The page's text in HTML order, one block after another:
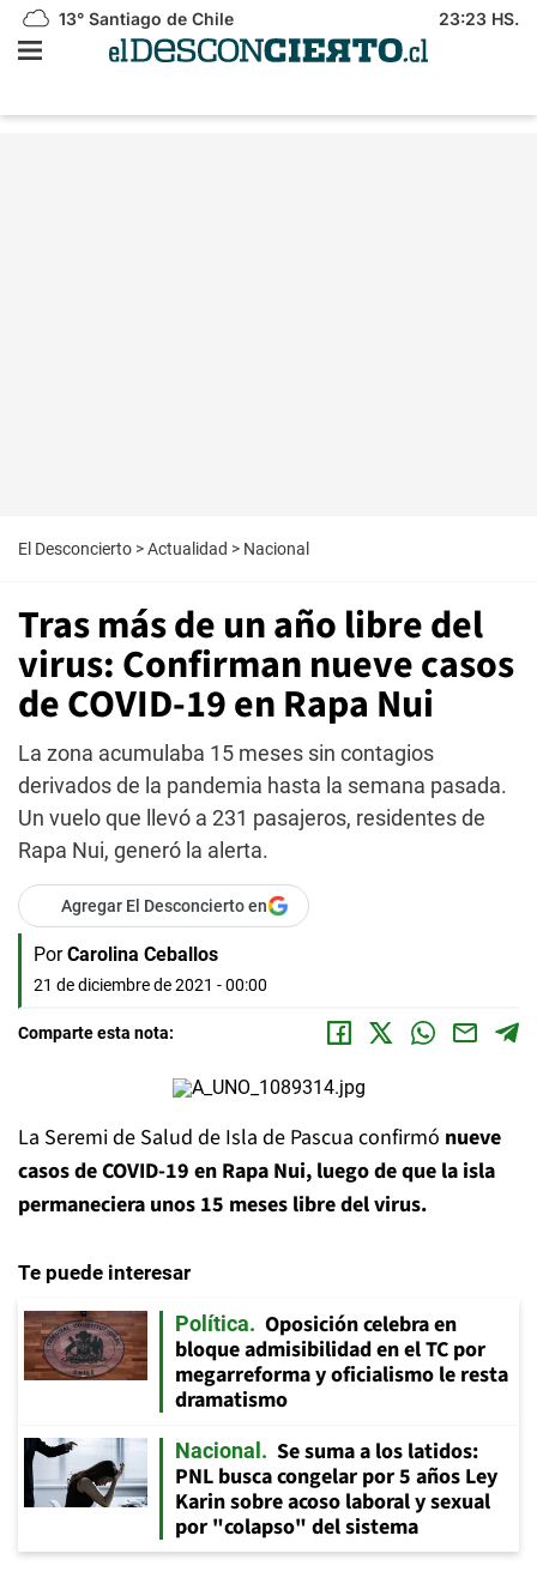
13° Santiago de Chile 23:23 HS.
El Desconcierto >Actualidad > Nacional
Tras más de un año libre del
virus: Confirman nueve casos
de COVID-19 en Rapa Nui
La zona acumulaba 15 meses sin contagios
derivados de la pandemia hasta la semana pasada.
Un vuelo que llevó a 231 pasajeros, residentes de
Rapa Nui, generó la alerta.
Agregar El Desconcierto en
Por Carolina Ceballos
21 de diciembre de 2021 - 00:00
Comparte esta nota:
La Seremi de Salud de Isla de Pascua confirmó nueve
casos de COVID-19 en Rapa Nui, luego de que la isla
permaneciera unos 15 meses libre del virus.
Te puede interesar
Política
Oposición celebra en
bloque admisibilidad en el TC por
megarreforma y oficialismo le resta
dramatismo
Nacional
Se suma a los latidos:
PNL busca congelar por 5 años Ley
Karin sobre acoso laboral y sexual
por "colapso" del sistema